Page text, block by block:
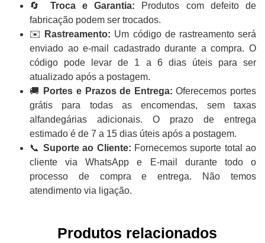
🔄 Troca e Garantia:
Produtos com defeito de
fabricação podem ser trocados.
✉️
Rastreamento: Um código de rastreamento será
enviado ao e-mail cadastrado durante a compra. O
código pode levar de 1 a 6 dias úteis para ser
atualizado após a postagem.
🚚
Portes e Prazos de Entrega: Oferecemos portes
grátis para todas as encomendas, sem taxas
alfandegárias adicionais. O prazo de entrega
estimado é de 7 a 15 dias úteis após a postagem.
📞 Suporte ao Cliente: Fornecemos suporte total ao
cliente via WhatsApp e E-mail durante todo o
processo de compra e entrega. Não temos
atendimento via ligação.
Produtos relacionados